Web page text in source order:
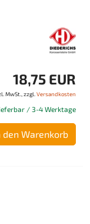
18,75 EUR
MwSt., zzgl. Versandkosten
/ 3-4 Werktage
den Warenkorb